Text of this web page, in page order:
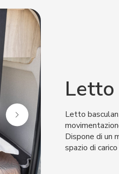
Letto
Dispone di un
spazio di